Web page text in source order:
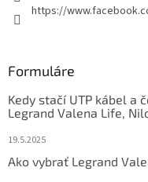
https://
Formuláre
Kedy stačí UTP kábel a
Legrand Valena Life,
19.5.2025
Ako vybrať Legrand